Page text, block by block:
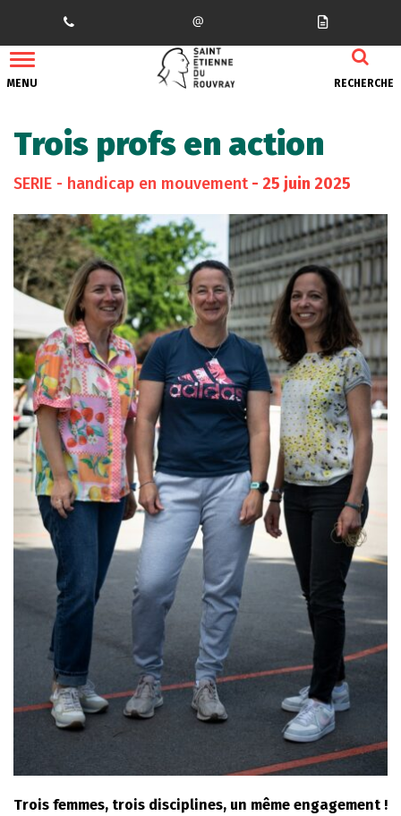
MENU RECHERCHE
Trois profs en action
SERIE - handicap en mouvement- 25 juin 2025
Trois femmes, trois disciplines, un même engagement !